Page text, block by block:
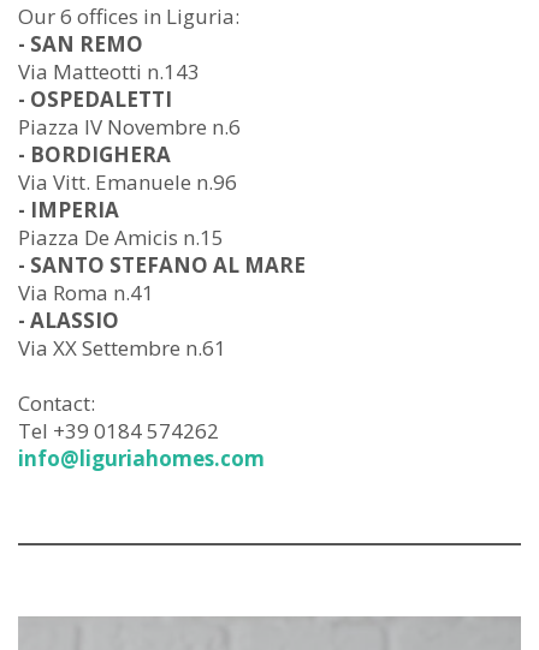
Our 6 offices in Liguria:
- SAN REMO
Via Matteotti n.143
- OSPEDALETTI
Piazza IV Novembre n.6
- BORDIGHERA
Via Vitt. Emanuele n.96
- IMPERIA
Piazza De Amicis n.15
- SANTO STEFANO AL MARE
Via Roma n.41
- ALASSIO
Via XX Settembre n.61
Contact:
Tel +39 0184 574262
info@liguriahomes.com